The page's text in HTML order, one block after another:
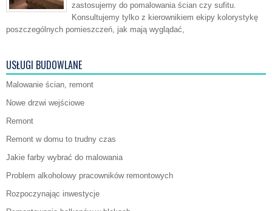
zastosujemy do pomalowania ścian czy sufitu.
Konsultujemy tylko z kierownikiem ekipy kolorystykę
poszczególnych pomieszczeń, jak mają wyglądać,
USŁUGI BUDOWLANE
Malowanie ścian, remont
Nowe drzwi wejściowe
Remont
Remont w domu to trudny czas
Jakie farby wybrać do malowania
Problem alkoholowy pracowników remontowych
Rozpoczynając inwestycje